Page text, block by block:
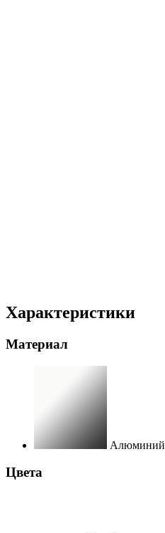
Характеристики
Материал
Алюминий
Цвета